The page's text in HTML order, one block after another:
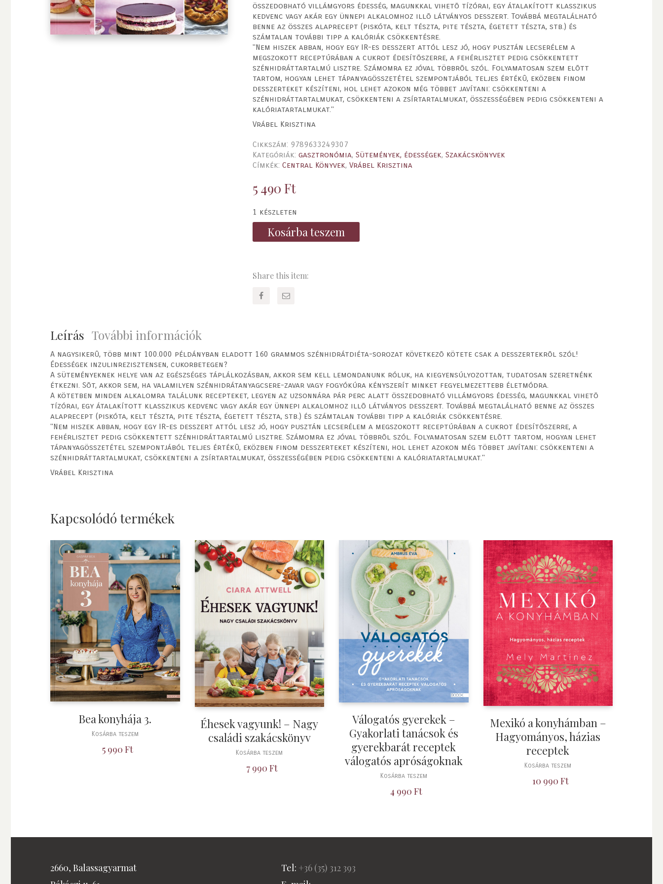
összedobható villámgyors édesség, magunkkal vihetõ tízórai, egy átalakított klasszikus
kedvenc vagy akár egy ünnepi alkalomhoz illõ látványos desszert. Továbbá megtalálható
benne az összes alaprecept (piskóta, kelt tészta, pite tészta, égetett tészta, stb.) és
számtalan további tipp a kalóriák csökkentésre.
"Nem hiszek abban, hogy egy IR-es desszert attól lesz jó, hogy pusztán lecserélem a
megszokott receptúrában a cukrot édesítõszerre, a fehérlisztet pedig csökkentett
szénhidráttartalmú lisztre. Számomra ez jóval többrõl szól. Folyamatosan szem elõtt
tartom, hogyan lehet tápanyagösszetétel szempontjából teljes értékû, eközben finom
desszerteket készíteni, hol lehet azokon még többet javítani: csökkenteni a
szénhidráttartalmukat, csökkenteni a zsírtartalmukat, összességében pedig csökkenteni a
kalóriatartalmukat."
Vrábel Krisztina
Cikkszám: 9789633249307
Kategóriák: gasztronómia, Sütemények, édességek, Szakácskönyvek
Címkék: Central Könyvek, Vrábel Krisztina
5 490 Ft
1 készleten
Kosárba teszem
Share this item:
Leírás További információk
A nagysikerû, több mint 100.000 példányban eladott 160 grammos szénhidrátdiéta-sorozat következõ kötete csak a desszertekrõl szól!
Édességek inzulinrezisztensen, cukorbetegen?
A süteményeknek helye van az egészséges táplálkozásban, akkor sem kell lemondanunk róluk, ha kiegyensúlyozottan, tudatosan szeretnénk
étkezni. Sõt, akkor sem, ha valamilyen szénhidrátanyagcsere-zavar vagy fogyókúra kényszerít minket fegyelmezettebb életmódra.
A kötetben minden alkalomra találunk recepteket, legyen az uzsonnára pár perc alatt összedobható villámgyors édesség, magunkkal vihetõ
tízórai, egy átalakított klasszikus kedvenc vagy akár egy ünnepi alkalomhoz illõ látványos desszert. Továbbá megtalálható benne az összes
alaprecept (piskóta, kelt tészta, pite tészta, égetett tészta, stb.) és számtalan további tipp a kalóriák csökkentésre.
"Nem hiszek abban, hogy egy IR-es desszert attól lesz jó, hogy pusztán lecserélem a megszokott receptúrában a cukrot édesítõszerre, a
fehérlisztet pedig csökkentett szénhidráttartalmú lisztre. Számomra ez jóval többrõl szól. Folyamatosan szem elõtt tartom, hogyan lehet
tápanyagösszetétel szempontjából teljes értékû, eközben finom desszerteket készíteni, hol lehet azokon még többet javítani: csökkenteni a
szénhidráttartalmukat, csökkenteni a zsírtartalmukat, összességében pedig csökkenteni a kalóriatartalmukat."
Vrábel Krisztina
Kapcsolódó termékek
Bea konyhája 3.
Kosárba teszem
5 990 Ft
Éhesek vagyunk! – Nagy
családi szakácskönyv
Kosárba teszem
7 990 Ft
Válogatós gyerekek –
Gyakorlati tanácsok és
gyerekbarát receptek
válogatós apróságoknak
Kosárba teszem
4 990 Ft
Mexikó a konyhámban –
Hagyományos, házias
receptek
Kosárba teszem
10 990 Ft
2660, Balassagyarmat
Tel: +36 (35) 312 393